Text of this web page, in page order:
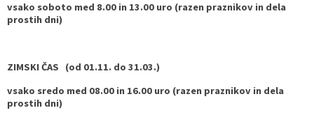
vsako soboto med 8.00 in 13.00 uro (razen praznikov in dela
prostih dni)
ZIMSKI ČAS (od 01.11. do 31.03.)
vsako sredo med 08.00 in 16.00 uro (razen praznikov in dela
prostih dni)